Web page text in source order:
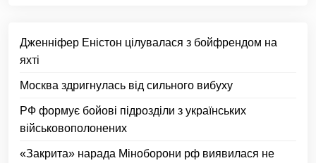
Дженніфер Еністон цілувалася з бойфрендом на
яхті
Москва здригнулась від сильного вибуху
РФ формує бойові підрозділи з українських
військовополонених
«Закрита» нарада Міноборони рф виявилася не